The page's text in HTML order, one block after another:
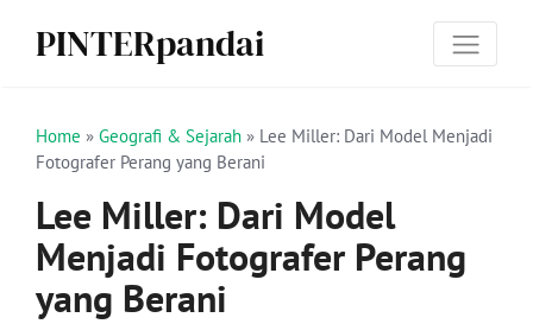
PINTERpandai
Home » Geografi & Sejarah » Lee Miller: Dari Model Menjadi
Fotografer Perang yang Berani
Lee Miller: Dari Model
Menjadi Fotografer Perang
yang Berani